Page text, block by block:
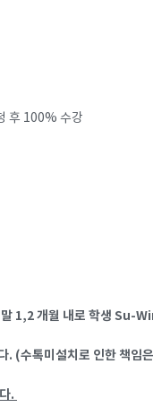
후 100% 수강
1,2 개월 내로 학생 Su-
. (수톡미설치로 인한 책임
.